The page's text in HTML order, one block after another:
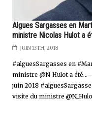
Algues Sargasses en
ministre Nicolas Hulot a
JUIN 13TH, 2018
#alguesSargasses en
ministre @N_Hulot a
juin 2018
visite du ministre